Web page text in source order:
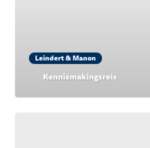
Leindert & Manon
Kennismakingsreis